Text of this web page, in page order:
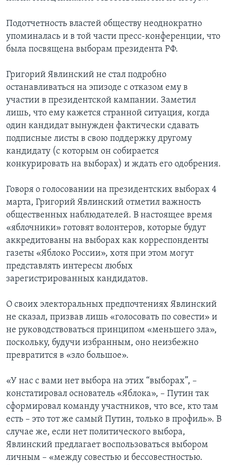
Подотчетность властей обществу неоднократно
упоминалась и в той части пресс-конференции, что
была посвящена выборам президента РФ.
Григорий Явлинский не стал подробно
останавливаться на эпизоде с отказом ему в
участии в президентской кампании. Заметил
лишь, что ему кажется странной ситуация, когда
один кандидат вынужден фактически сдавать
подписные листы в свою поддержку другому
кандидату (с которым он собирается
конкурировать на выборах) и ждать его одобрения.
Говоря о голосовании на президентских выборах 4
марта, Григорий Явлинский отметил важность
общественных наблюдателей. В настоящее время
«яблочники» готовят волонтеров, которые будут
аккредитованы на выборах как корреспонденты
газеты «Яблоко России», хотя при этом могут
представлять интересы любых
зарегистрированных кандидатов.
О своих электоральных предпочтениях Явлинский
не сказал, призвав лишь «голосовать по совести» и
не руководствоваться принципом «меньшего зла»,
поскольку, будучи избранным, оно неизбежно
превратится в «зло большое».
«У нас с вами нет выбора на этих “выборах”, –
констатировал основатель «Яблока», – Путин так
сформировал команду участников, что все, кто там
есть – это тот же самый Путин, только в профиль». В
случае же, если нет политического выбора,
Явлинский предлагает воспользоваться выбором
личным – «между совестью и бессовестностью.